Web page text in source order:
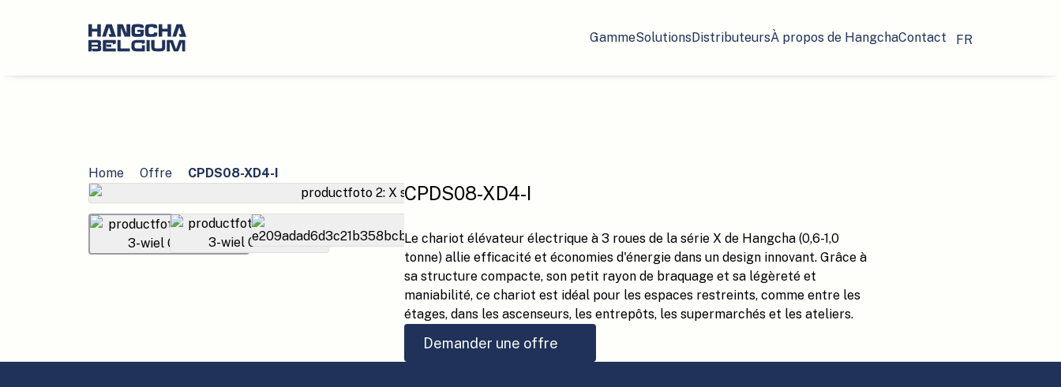
GammeSolutionsDistributeursÀ propos de HangchaContact FR
Home Offre CPDS08-XD4-I
CPDS08-XD4-I
Le chariot élévateur électrique à 3 roues de la série X de Hangcha (0,6-1,0
tonne) allie efficacité et économies d'énergie dans un design innovant. Grâce à
sa structure compacte, son petit rayon de braquage et sa légèreté et
maniabilité, ce chariot est idéal pour les espaces restreints, comme entre les
étages, dans les ascenseurs, les entrepôts, les supermarchés et les ateliers.
Demander une offre